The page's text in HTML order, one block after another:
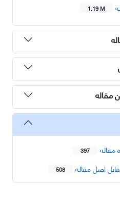
1.19 M
مقاله
مقاله 397
اصل مقاله 508